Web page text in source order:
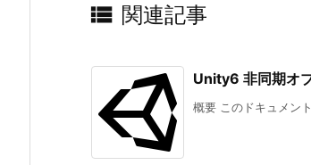
 関連記事
Unity6 非同期オ
概要 このドキュメン